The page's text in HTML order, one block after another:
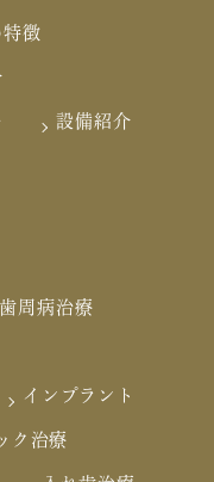
特徴
設備紹介
歯周病治療
インプラント
ク治療